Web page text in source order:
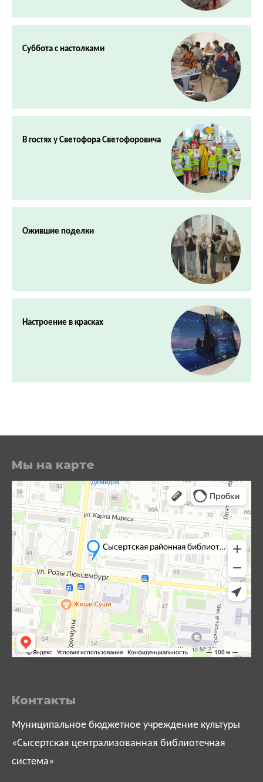
Суббота с настолками
В гостях у Светофора Светофоровича
Ожившие поделки
Настроение в красках
Мы на карте
Контакты
Муниципальное бюджетное учреждение культуры
«Сысертская централизованная библиотечная
система»